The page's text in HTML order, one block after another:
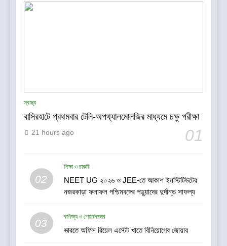
স্বাস্থ্য
বাসিরহাটে প্রথমবার টেলি-অপথ্যালমোলজির মাধ্যমে চক্ষু পরীক্ষা
01
21 hours ago
02
শিক্ষা ও চাকরি
NEET UG ২০২৬ ও JEE-তে আকাশ ইনস্টিটিউটের
নজরকাড়া ফলাফল পশ্চিমবঙ্গের পড়ুয়াদের দুর্দান্ত সাফল্য
03
বাণিজ্য ও শেয়ারবাজার
ভারতে অফিস রিয়েল এস্টেট খাতে বিনিয়োগের জোয়ার
সাহিত্য-সংস্কৃতি
6
Cover’—প্লাইউডের ওপর ভারতের
7
গড়িয়াহাটে ঐতিহ্য-প্রাণিত ফ্ল্যাগশিপ